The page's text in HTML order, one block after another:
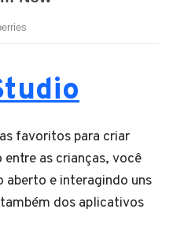
favoritos para criar
as crianças, você
aberto e interagindo uns
dos aplicativos